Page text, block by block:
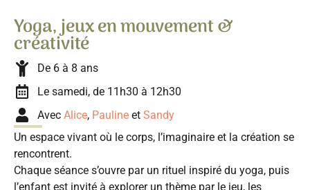
Yoga, jeux en mouvement &
créativité
De 6 à 8 ans
Le samedi, de 11h30 à 12h30
Avec Alice, Pauline et Sandy
Un espace vivant où le corps, l’imaginaire et la création se
rencontrent.
Chaque séance s’ouvre par un rituel inspiré du yoga, puis
l’enfant est invité à explorer un thème par le jeu, les